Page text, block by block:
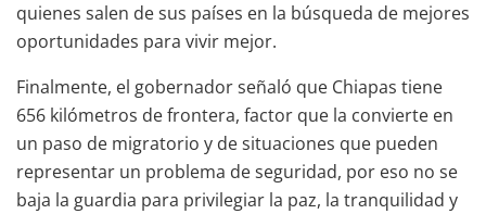
quienes salen de sus países en la búsqueda de mejores
oportunidades para vivir mejor.
Finalmente, el gobernador señaló que Chiapas tiene
656 kilómetros de frontera, factor que la convierte en
un paso de migratorio y de situaciones que pueden
representar un problema de seguridad, por eso no se
baja la guardia para privilegiar la paz, la tranquilidad y